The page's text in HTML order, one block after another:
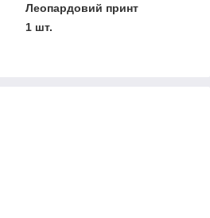
Леопардовий принт
1 шт.